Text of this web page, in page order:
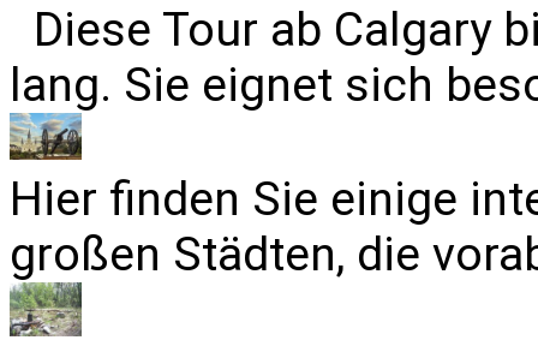
Diese Tour ab Calgary
lang. Sie eignet sich
Hier finden Sie einige
großen Städten, die